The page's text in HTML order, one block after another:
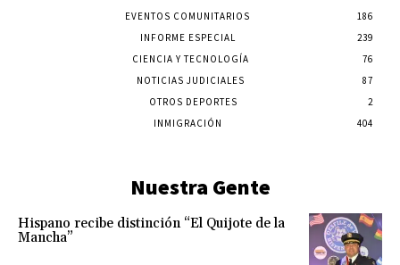
EVENTOS COMUNITARIOS
186
INFORME ESPECIAL
239
CIENCIA Y TECNOLOGÍA
76
NOTICIAS JUDICIALES
87
OTROS DEPORTES
2
INMIGRACIÓN
404
Nuestra Gente
Hispano recibe distinción “El Quijote de la
Mancha”